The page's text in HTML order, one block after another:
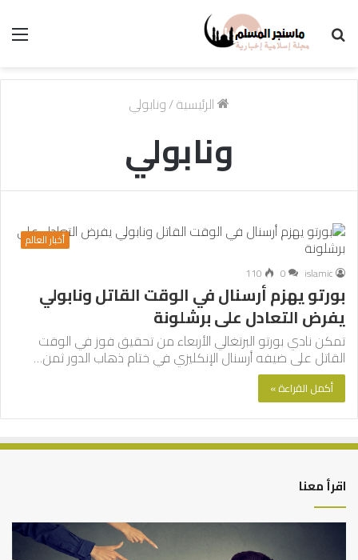
الرئيسية/ونابولي
ونابولي
أخبار العالم
islamic
0
110
بورتو يهزم أرسنال في الوقت القاتل ونابولي
يفرض التعادل على برشلونة
تمكن نادي بورتو البرتغالي الأربعاء من تحقيق فوز في الوقت
القاتل على ضيفه أرسنال الإنكليزي في ختام ذهاب الدور ثمن…
أكمل القراءة »
اقرأ معنا
من